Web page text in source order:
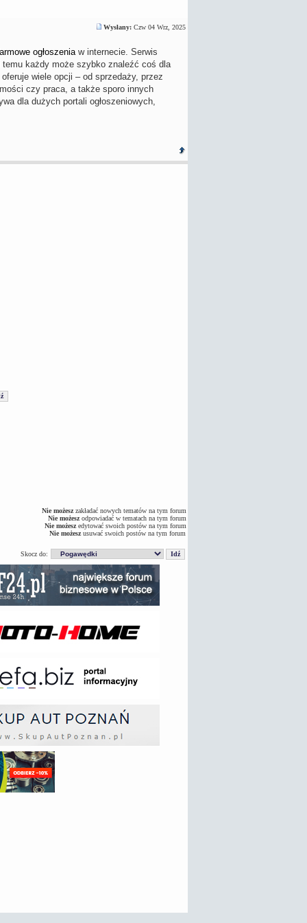
Wysłany:Czw 04 Wrz, 2025
ogłoszeniaw internecie. Serwis
temu każdy może szybko znaleźć coś dla
wiele opcji – od sprzedaży, przez
czy praca, a także sporo innych
dla dużych portali ogłoszeniowych,
Nie możeszzakładać nowych tematów na tym forum
Nie możeszodpowiadać w tematach na tym forum
Nie możeszedytować swoich postów na tym forum
Nie możeszusuwać swoich postów na tym forum
Skocz do: